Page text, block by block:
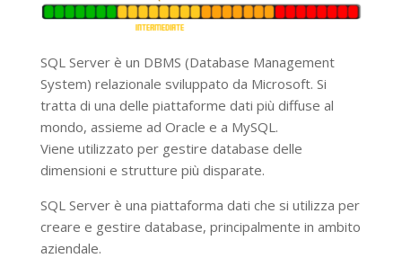
SQL Server è un DBMS (Database Management
System) relazionale sviluppato da Microsoft. Si
tratta di una delle piattaforme dati più diffuse al
mondo, assieme ad Oracle e a MySQL.
Viene utilizzato per gestire database delle
dimensioni e strutture più disparate.
SQL Server è una piattaforma dati che si utilizza per
creare e gestire database, principalmente in ambito
aziendale.